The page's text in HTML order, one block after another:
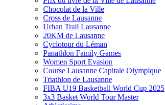
Chocolat de la Ville
Cross de Lausanne
Urban Trail Lausanne
20KM de Lausanne
Cyclotour du Léman
Panathlon Family Games
Women Sport Evasion
Course Lausanne Capitale Olympique
Triathlon de Lausanne
FIBA U19 Basketball World Cup 2025
3x3 Basket World Tour Master